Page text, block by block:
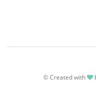
© Created with